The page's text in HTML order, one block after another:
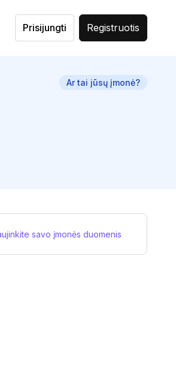
Prisijungti Registruotis
Ar tai jūsų įmonė?
savo įmonės duomenis